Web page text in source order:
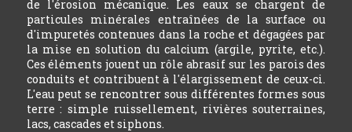
de l'érosion mécanique. Les eaux se chargent de
particules minérales entraînées de la surface ou
d'impuretés contenues dans la roche et dégagées par
la mise en solution du calcium (argile, pyrite, etc.).
Ces éléments jouent un rôle abrasif sur les parois des
conduits et contribuent à l'élargissement de ceux-ci.
L'eau peut se rencontrer sous différentes formes sous
terre : simple ruissellement, rivières souterraines,
lacs, cascades et siphons.